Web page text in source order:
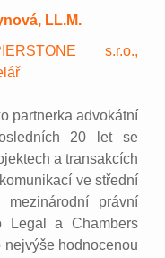
LL.M.
s.r.o.,
partnerka advokátní
20 let se
a transakcích
ve střední
právní
Legal a Chambers
hodnocenou